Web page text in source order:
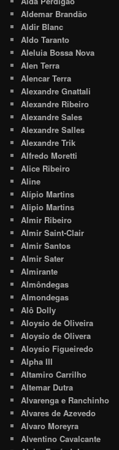
Aldemar Brandão
Aldir Blanc
Aldo Taranto
Aleluia Bossa Nova
Alen Terra
Alencar Terra
Alexandre Gnattali
Alexandre Ribeiro
Alexandre Sales
Alexandre Salles
Alexandre Trik
Alfredo Moretti
Alice Ribeiro
Aline
Alípio Martins
Alipio Martins
Almir Ribeiro
Almir Saint-Clair
Almir Santos
Almir Sater
Almirante
Almôndegas
Almondegas
Alô Dolly
Aloysio de Oliveira
Aloysio de Olivera
Aloysio Figueiredo
Alpha III
Altamiro Carrilho
Altemar Dutra
Alvarenga e Ranchinho
Alvares de Azevedo
Alvaro Moreyra
Alventino Cavalcante